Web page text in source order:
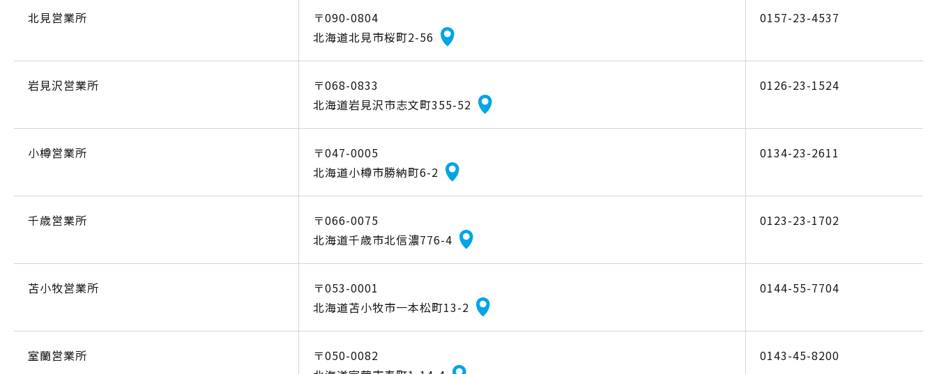
北見営業所
〒090-0804
北海道北見市桜町2-56
0157-23-4537
岩見沢営業所
〒068-0833
北海道岩見沢市志文町355-52
0126-23-1524
小樽営業所
〒047-0005
北海道小樽市勝納町6-2
0134-23-2611
千歳営業所
〒066-0075
北海道千歳市北信濃776-4
0123-23-1702
苫小牧営業所
〒053-0001
北海道苫小牧市一本松町13-2
0144-55-7704
室蘭営業所
〒050-0082
0143-45-8200